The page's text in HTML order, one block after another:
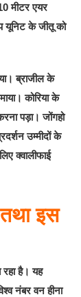
मीटर एयर
यूनिट के जीतू को
ब्राजील के
कोरिया के
पड़ा। जोंगहो
उम्मीदों के
क्वालीफाई
इस
रहा है। यह
नंबर वन हीना